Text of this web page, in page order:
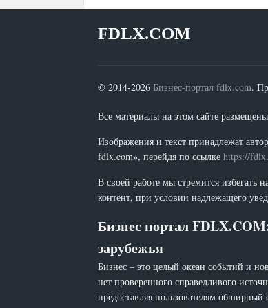
FDLX.COM
© 2014-2026 Бизнес-портал fdlx.com.
Все материалы на этом сайте
Изображения и текст принадлежат
fdlx.com», перейдя по ссылке https://
В своей работе мы стремится избегать
контент, при условии надлежащего
Бизнес портал
зарубежья
Бизнес – это целый океан событий и
нет проверенного справедливого
предоставляя пользователям